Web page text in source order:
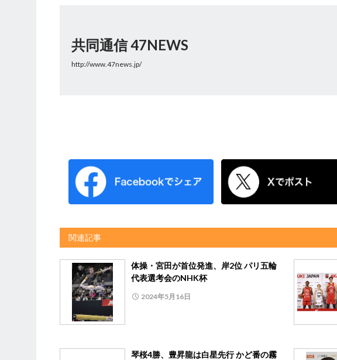
共同通信 47NEWS
http://www.47news.jp/
関連記事
体操・宮田が首位発進、岸2位 パリ五輪
代表選考会のNHK杯
2024年5月16日
琴桜4勝、豊昇龍は白星先行 かど番の霧